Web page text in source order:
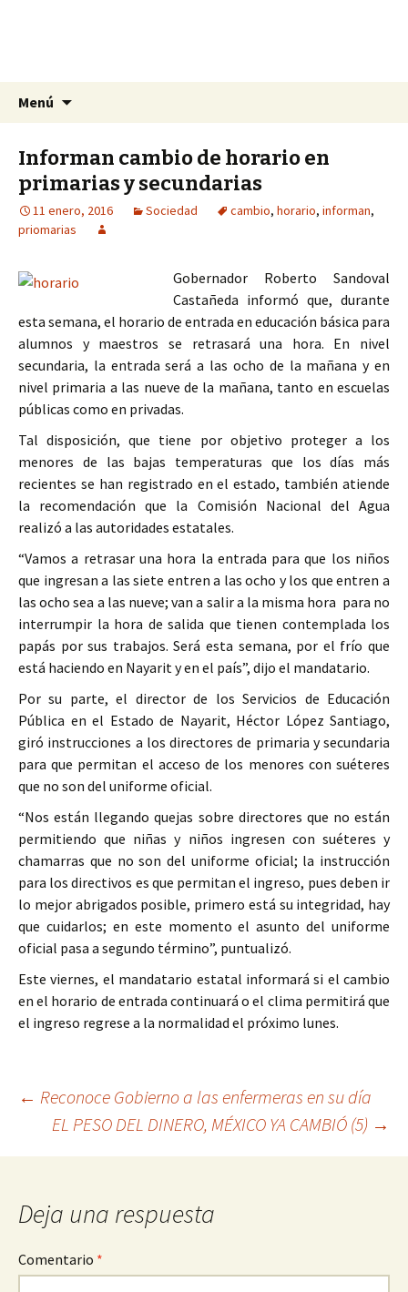
La Yunta de Tepic
La nueva opción en información
Menú
Informan cambio de horario en
primarias y secundarias
11 enero, 2016 Sociedad cambio, horario, informan,
priomarias
Gobernador Roberto Sandoval
Castañeda informó que, durante
esta semana, el horario de entrada en educación básica para
alumnos y maestros se retrasará una hora. En nivel
secundaria, la entrada será a las ocho de la mañana y en
nivel primaria a las nueve de la mañana, tanto en escuelas
públicas como en privadas.
Tal disposición, que tiene por objetivo proteger a los
menores de las bajas temperaturas que los días más
recientes se han registrado en el estado, también atiende
la recomendación que la Comisión Nacional del Agua
realizó a las autoridades estatales.
“Vamos a retrasar una hora la entrada para que los niños
que ingresan a las siete entren a las ocho y los que entren a
las ocho sea a las nueve; van a salir a la misma hora para no
interrumpir la hora de salida que tienen contemplada los
papás por sus trabajos. Será esta semana, por el frío que
está haciendo en Nayarit y en el país”, dijo el mandatario.
Por su parte, el director de los Servicios de Educación
Pública en el Estado de Nayarit, Héctor López Santiago,
giró instrucciones a los directores de primaria y secundaria
para que permitan el acceso de los menores con suéteres
que no son del uniforme oficial.
“Nos están llegando quejas sobre directores que no están
permitiendo que niñas y niños ingresen con suéteres y
chamarras que no son del uniforme oficial; la instrucción
para los directivos es que permitan el ingreso, pues deben ir
lo mejor abrigados posible, primero está su integridad, hay
que cuidarlos; en este momento el asunto del uniforme
oficial pasa a segundo término”, puntualizó.
Este viernes, el mandatario estatal informará si el cambio
en el horario de entrada continuará o el clima permitirá que
el ingreso regrese a la normalidad el próximo lunes.
entrada
← Reconoce Gobierno a las enfermeras en su día
EL PESO DEL DINERO, MÉXICO YA CAMBIÓ (5) →
Deja una respuesta
Comentario *